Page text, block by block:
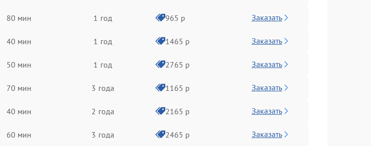
80 мин 1 год 965 р Заказать
40 мин 1 год 1465 р Заказать
50 мин 1 год 2765 р Заказать
70 мин 3 года 1165 р Заказать
40 мин 2 года 2165 р Заказать
60 мин 3 года 2465 р Заказать